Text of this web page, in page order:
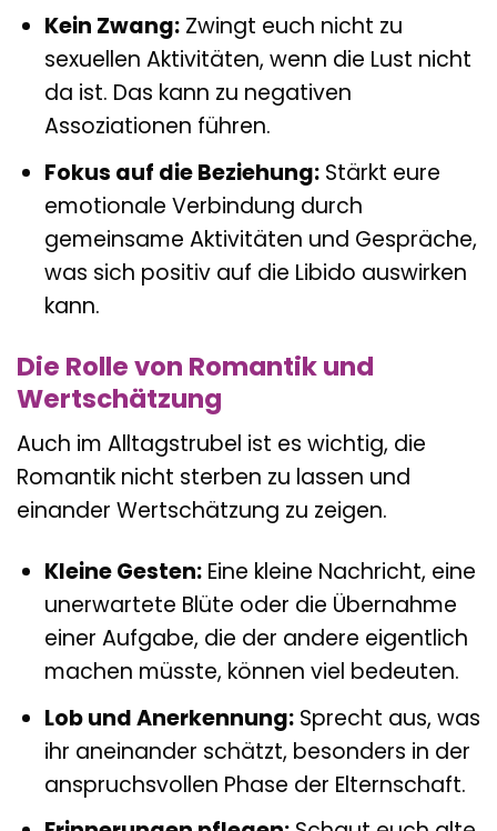
Kein Zwang:Zwingt euch nicht zu
sexuellen Aktivitäten, wenn die Lust nicht
da ist. Das kann zu negativen
Assoziationen führen.
Fokus auf die Beziehung:Stärkt eure
emotionale Verbindung durch
gemeinsame Aktivitäten und Gespräche,
was sich positiv auf die Libido auswirken
kann.
Die Rolle von Romantik und
Wertschätzung
Auch im Alltagstrubel ist es wichtig, die
Romantik nicht sterben zu lassen und
einander Wertschätzung zu zeigen.
Kleine Gesten:Eine kleine Nachricht, eine
unerwartete Blüte oder die Übernahme
einer Aufgabe, die der andere eigentlich
machen müsste, können viel bedeuten.
Lob und Anerkennung:Sprecht aus, was
ihr aneinander schätzt, besonders in der
anspruchsvollen Phase der Elternschaft.